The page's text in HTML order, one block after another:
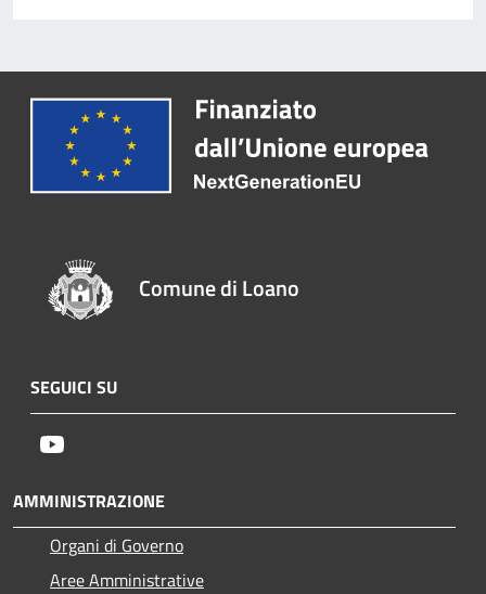
Comune di Loano
SEGUICI SU
AMMINISTRAZIONE
Organi di Governo
Aree Amministrative